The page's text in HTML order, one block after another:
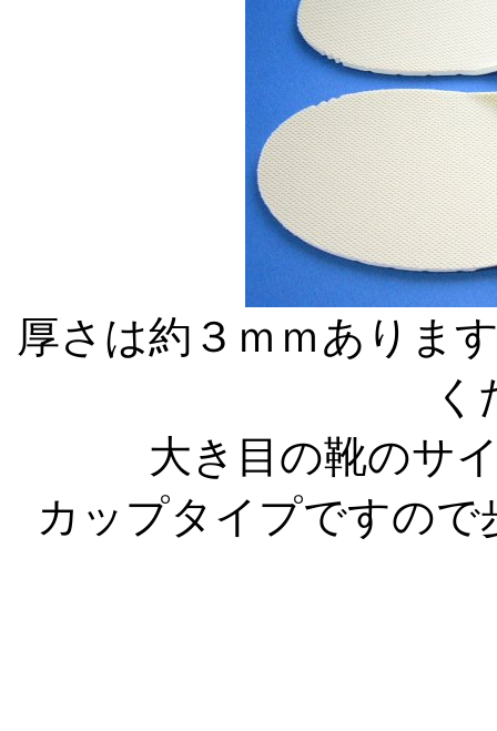
厚さは約３ｍｍありま
く
大き目の靴のサ
カップタイプですの